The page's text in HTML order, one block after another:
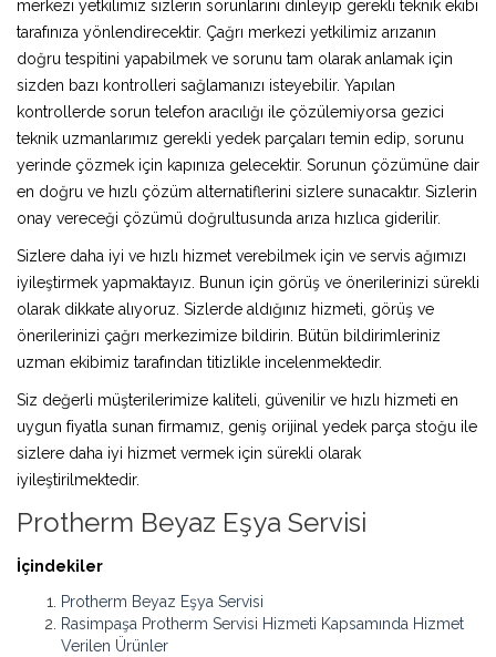
merkezi yetkilimiz sizlerin sorunlarını dinleyip gerekli teknik ekibi
tarafınıza yönlendirecektir. Çağrı merkezi yetkilimiz arızanın
doğru tespitini yapabilmek ve sorunu tam olarak anlamak için
sizden bazı kontrolleri sağlamanızı isteyebilir. Yapılan
kontrollerde sorun telefon aracılığı ile çözülemiyorsa gezici
teknik uzmanlarımız gerekli yedek parçaları temin edip, sorunu
yerinde çözmek için kapınıza gelecektir. Sorunun çözümüne dair
en doğru ve hızlı çözüm alternatiflerini sizlere sunacaktır. Sizlerin
onay vereceği çözümü doğrultusunda arıza hızlıca giderilir.
Sizlere daha iyi ve hızlı hizmet verebilmek için ve servis ağımızı
iyileştirmek yapmaktayız. Bunun için görüş ve önerilerinizi sürekli
olarak dikkate alıyoruz. Sizlerde aldığınız hizmeti, görüş ve
önerilerinizi çağrı merkezimize bildirin. Bütün bildirimleriniz
uzman ekibimiz tarafından titizlikle incelenmektedir.
Siz değerli müşterilerimize kaliteli, güvenilir ve hızlı hizmeti en
uygun fiyatla sunan firmamız, geniş orijinal yedek parça stoğu ile
sizlere daha iyi hizmet vermek için sürekli olarak
iyileştirilmektedir.
Protherm Beyaz Eşya Servisi
İçindekiler
Protherm Beyaz Eşya Servisi
Rasimpaşa Protherm Servisi Hizmeti Kapsamında Hizmet
Verilen Ürünler